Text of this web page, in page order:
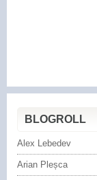
BLOGROLL
Alex Lebedev
Arian Pleșca